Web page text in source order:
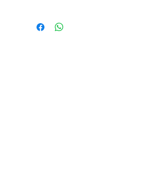
1886年時生產第一把吊扇。時至
今天，Hunter把19世紀的工藝結